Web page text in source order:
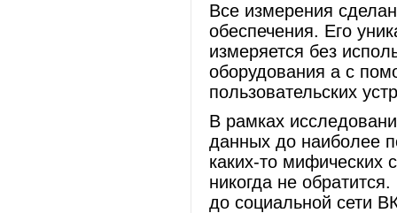
Все измерения
обеспечения. Его
измеряется без
оборудования а с
пользовательских
В рамках
данных до наиболее
каких-то мифических
никогда не
до социальной сети